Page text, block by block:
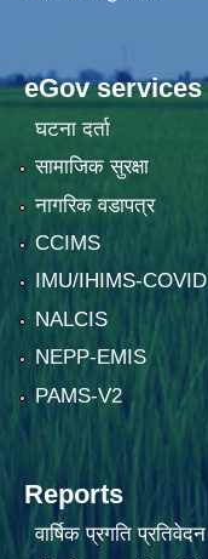
eGov services
घटना दर्ता
सामाजिक सुरक्षा
नागरिक वडापत्र
CCIMS
IMU/IHIMS-COVID
NALCIS
NEPP-EMIS
PAMS-V2
Reports
वार्षिक प्रगति प्रतिवेदन